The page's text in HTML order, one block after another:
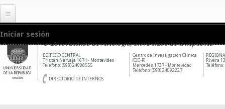
Iniciar sesión
© 2010 Facultad de Psicología, Universidad de la República
Rivera
Teléfono:
Centro de Investigación Clínica
(CIC-P)
Mercedes 1737 - Montevideo
Teléfono: (598) 24092227
EDIFICIO CENTRAL
Tristán Narvaja 1674 - Montevideo
Teléfono: (598) 24008555
DIRECTORIO DE INTERNOS